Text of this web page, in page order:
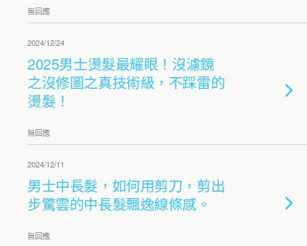
無回應
2024/12/24
2025男士燙髮最耀眼！沒濾鏡
之沒修圖之真技術級，不踩雷的
燙髮！
無回應
2024/12/11
男士中長髮，如何用剪刀，剪出
步驚雲的中長髮飄逸線條感。
無回應